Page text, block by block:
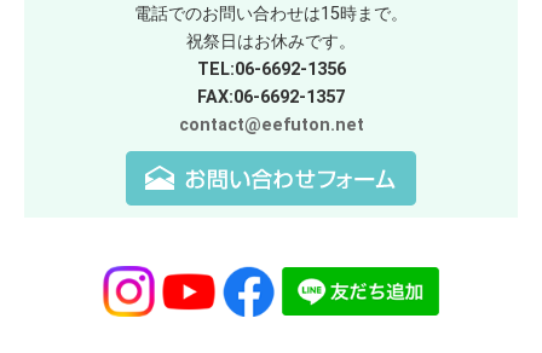
電話でのお問い合わせは15時まで。
祝祭日はお休みです。
TEL:06-6692-1356
FAX:06-6692-1357
contact@eefuton.net